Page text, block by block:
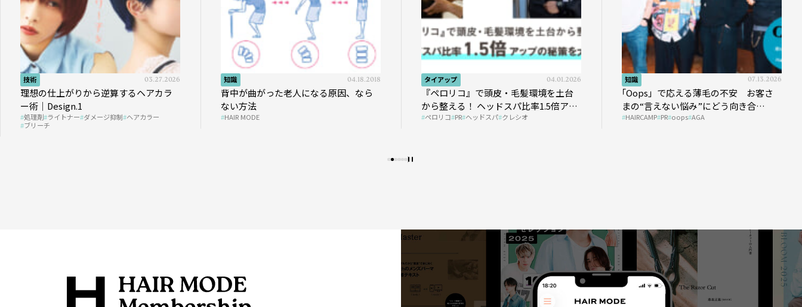
技術 03.27.2026
理想の仕上がりから逆算するヘアカラ
ー術｜Design.1
処理剤 ライトナー ダメージ抑制 ヘアカラー
ブリーチ
知識 04.18.2018
背中が曲がった老人になる原因、なら
ない方法
HAIR MODE
タイアップ 04.01.2026
『ペロリコ』で頭皮・毛髪環境を土台
から整える！ ヘッドスパ比率1.5倍アッ
プの秘策を大公開
ペロリコ PR ヘッドスパ クレシオ
知識 07.13.2026
｢Oops」で応える薄毛の不安 お客さ
まの“言えない悩み”にどう向き合
う？ ＃01
HAIRCAMP PR oops AGA